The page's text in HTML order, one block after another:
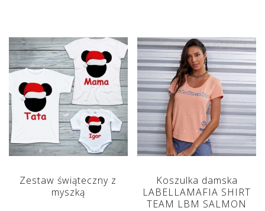
Zestaw świąteczny z
myszką
Koszulka damska
LABELLAMAFIA SHIRT
TEAM LBM SALMON